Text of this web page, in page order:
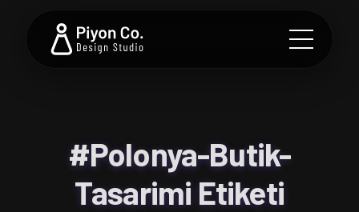
#Polonya-Butik-
Tasarimi Etiketi